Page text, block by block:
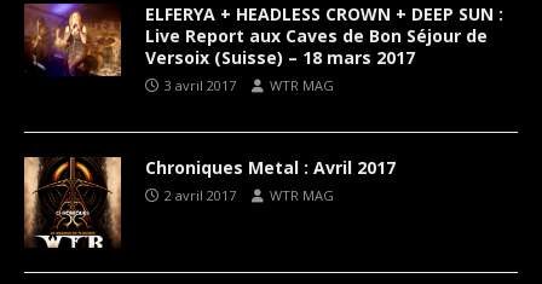
ELFERYA + HEADLESS CROWN + DEEP SUN :
Live Report aux Caves de Bon Séjour de
Versoix (Suisse) – 18 mars 2017
3 avril 2017 WTR MAG
Chroniques Metal : Avril 2017
2 avril 2017 WTR MAG